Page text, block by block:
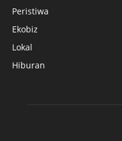
Peristiwa
Ekobiz
Lokal
Hiburan